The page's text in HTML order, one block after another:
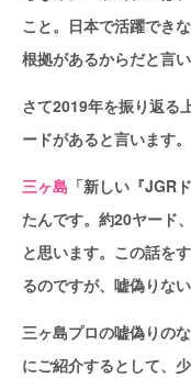
こと。日本で活躍でき
根拠があるからだと言い
さて2019年を振り返る
ードがあると言います。
三ヶ島 「新しい『JGR
たんです。約20ヤード
と思います。この話を
るのですが、嘘偽りな
三ヶ島プロの嘘偽りの
にご紹介するとして、